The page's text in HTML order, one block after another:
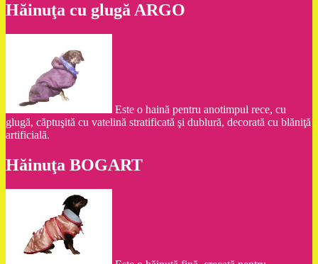
Hăinuţa cu glugă ARGO
Este o haină pentru anotimpul rece, cu
glugă, căptuşită cu vatelină stratificată şi dublură, decorată cu blăniţă
artificială.
Hăinuţa BOGART